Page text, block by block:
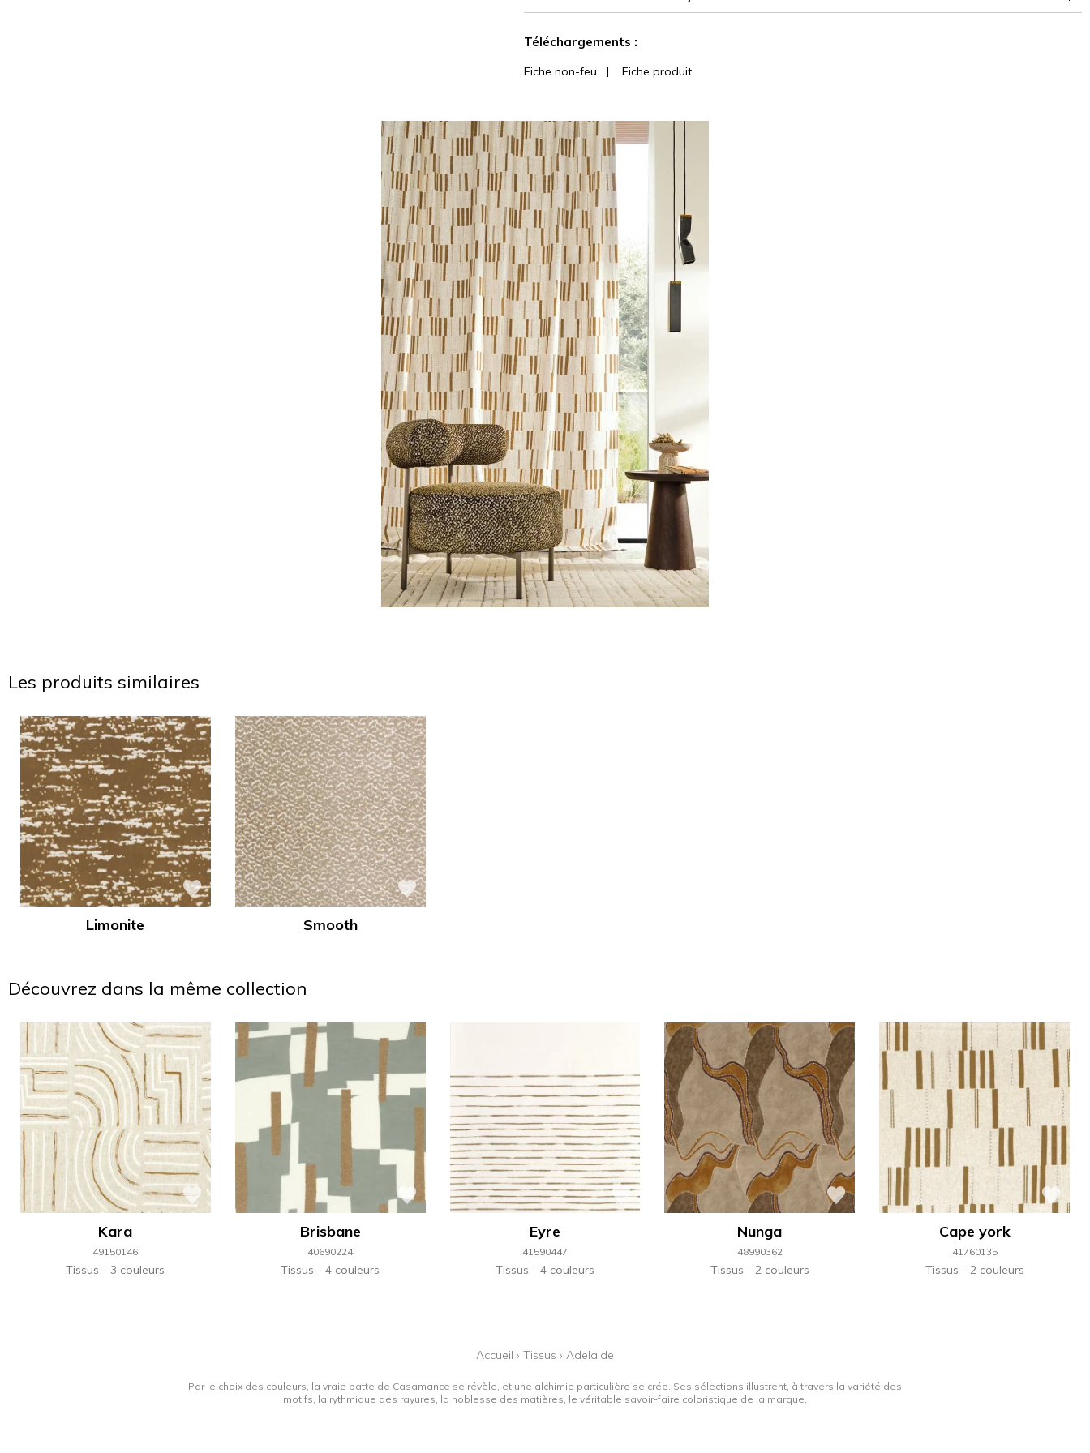
martindale
à 30,000 doubles rubs (Wyzenbeek)
Téléchargements :
Fiche non-feu | Fiche produit
Les produits similaires
Limonite Smooth
Découvrez dans la même collection
Kara
49150146
Tissus 3 couleurs
Brisbane
40690224
Tissus 4 couleurs
Eyre
41590447
Tissus 4 couleurs
Nunga
48990362
Tissus 2 couleurs
Cape york
41760135
Tissus 2 couleurs
Accueil › Tissus › Adelaide
Par le choix des couleurs, la vraie patte de Casamance se révèle, et une alchimie particulière se crée. Ses sélections illustrent, à travers la variété des
motifs, la rythmique des rayures, la noblesse des matières, le véritable savoir-faire coloristique de la marque.